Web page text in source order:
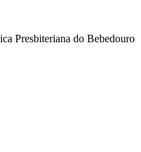
Presbiteriana do Bebedouro